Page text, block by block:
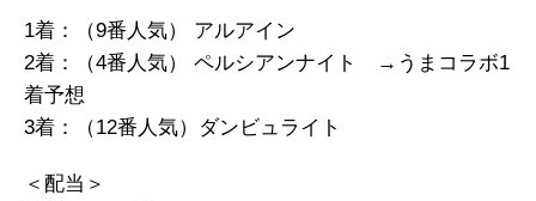
1着：（9番人気） アルアイン
2着：（4番人気） ペルシアンナイト →うまコラボ1
着予想
3着：（12番人気）ダンビュライト
＜配当＞